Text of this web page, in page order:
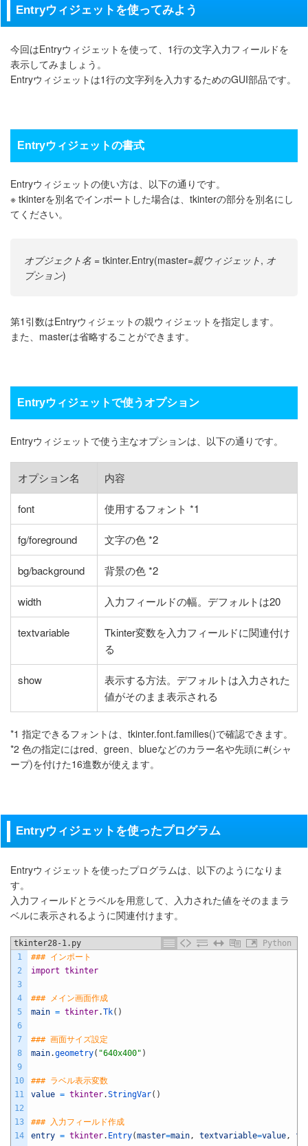
Entryウィジェットを使ってみよう
今回はEntryウィジェットを使って、1行の文字入力フィールドを
表示してみましょう。
Entryウィジェットは1行の文字列を入力するためのGUI部品です。
Entryウィジェットの書式
Entryウィジェットの使い方は、以下の通りです。
※ tkinterを別名でインポートした場合は、tkinterの部分を別名にし
てください。
オブジェクト名 = tkinter.Entry(master=親ウィジェット, オ
プション)
第1引数はEntryウィジェットの親ウィジェットを指定します。
また、masterは省略することができます。
Entryウィジェットで使うオプション
Entryウィジェットで使う主なオプションは、以下の通りです。
オプション名 内容
font 使用するフォント *1
fg/foreground 文字の色 *2
bg/background 背景の色 *2
width 入力フィールドの幅。デフォルトは20
textvariable
Tkinter変数を入力フィールドに関連付け
る
show
表示する方法。デフォルトは入力された
値がそのまま表示される
*1 指定できるフォントは、tkinter.font.families()で確認できます。
*2 色の指定にはred、green、blueなどのカラー名や先頭に#(シャ
ープ)を付けた16進数が使えます。
Entryウィジェットを使ったプログラム
Entryウィジェットを使ったプログラムは、以下のようになりま
す。
入力フィールドとラベルを用意して、入力された値をそのままラ
ベルに表示されるように関連付けます。
tkinter28-1.py
Python
1
2
3
4
5
6
7
8
9
10
11
12
13
14
### インポート
import tkinter
### メイン画面作成
main = tkinter.Tk( )
### 画面サイズ設定
main.geometry( "640x400" )
### ラベル表示変数
value = tkinter.StringVar( )
### 入力フィールド作成
entry = tkinter. Entry(master=main, textvariable=value,